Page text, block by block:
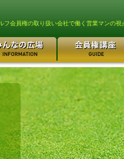
会員権の取り扱い会社で働く営業マンの視